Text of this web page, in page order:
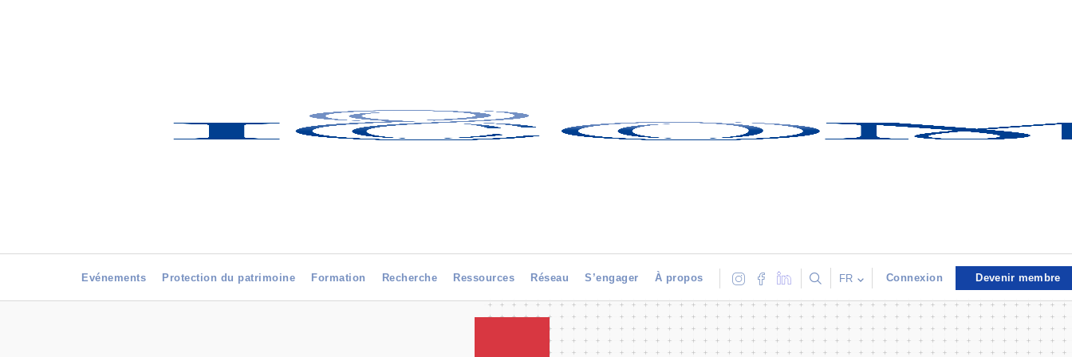
Evénements Protection du patrimoine Formation Recherche Ressources Réseau S’engager À propos FR Connexion Devenir membre